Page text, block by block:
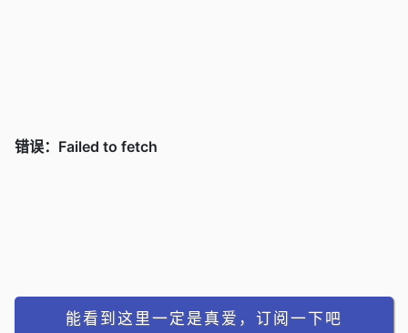
能看到这里一定是真爱，订阅一下吧